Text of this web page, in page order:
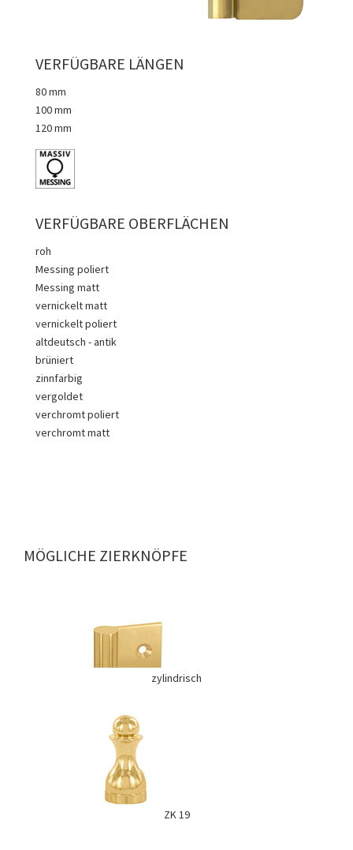
VERFÜGBARE LÄNGEN
80 mm
100 mm
120 mm
VERFÜGBARE OBERFLÄCHEN
roh
Messing poliert
Messing matt
vernickelt matt
vernickelt poliert
altdeutsch - antik
brüniert
zinnfarbig
vergoldet
verchromt poliert
verchromt matt
MÖGLICHE ZIERKNÖPFE
zylindrisch
ZK 19